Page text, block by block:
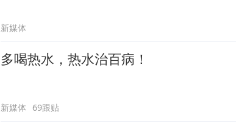
新媒体
多喝热水，热水治百病！
新媒体 69跟贴